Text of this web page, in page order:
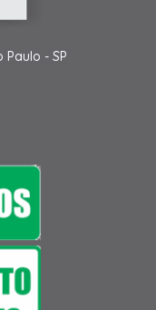
Paulo - SP